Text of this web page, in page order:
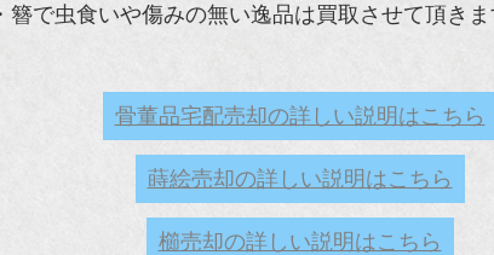
簪で虫食いや傷みの無い逸品は買取させて頂き
骨董品宅配売却の詳しい説明はこちら
蒔絵売却の詳しい説明はこちら
櫛売却の詳しい説明はこちら